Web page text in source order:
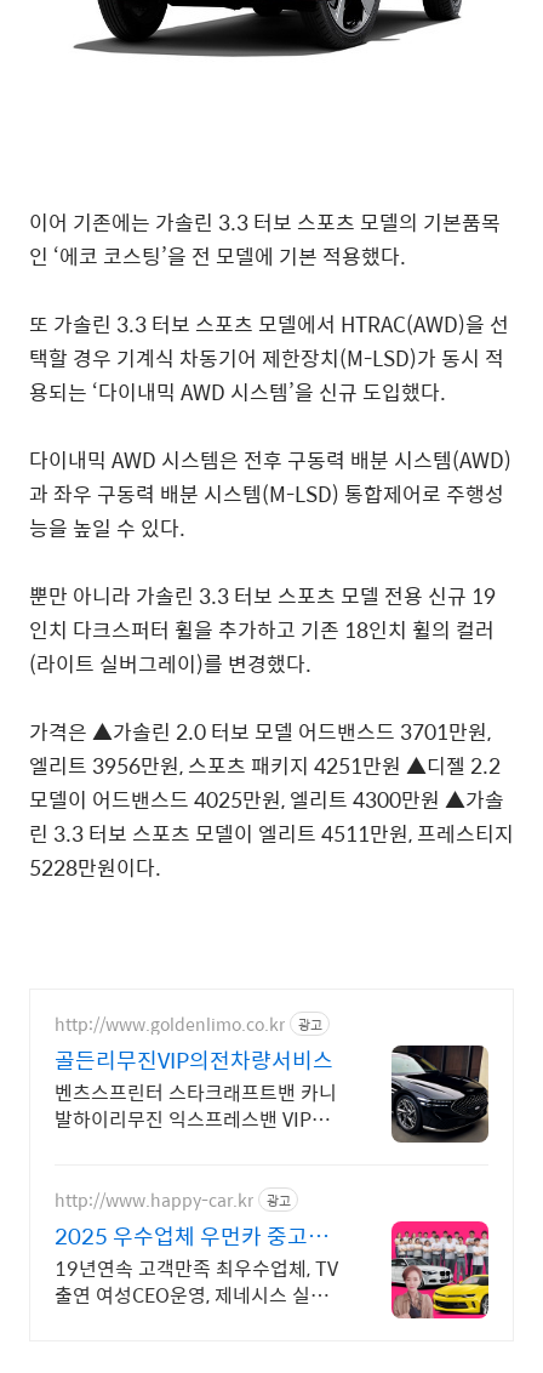
이어 기존에는 가솔린 3.3 터보 스포츠 모델의 기본품목
인 ‘에코 코스팅’을 전 모델에 기본 적용했다.
또 가솔린 3.3 터보 스포츠 모델에서 HTRAC(AWD)을 선
택할 경우 기계식 차동기어 제한장치(M-LSD)가 동시 적
용되는 ‘다이내믹 AWD 시스템’을 신규 도입했다.
다이내믹 AWD 시스템은 전후 구동력 배분 시스템(AWD)
과 좌우 구동력 배분 시스템(M-LSD) 통합제어로 주행성
능을 높일 수 있다.
뿐만 아니라 가솔린 3.3 터보 스포츠 모델 전용 신규 19
인치 다크스퍼터 휠을 추가하고 기존 18인치 휠의 컬러
(라이트 실버그레이)를 변경했다.
가격은 ▲가솔린 2.0 터보 모델 어드밴스드 3701만원,
엘리트 3956만원, 스포츠 패키지 4251만원 ▲디젤 2.2
모델이 어드밴스드 4025만원, 엘리트 4300만원 ▲가솔
린 3.3 터보 스포츠 모델이 엘리트 4511만원, 프레스티지
5228만원이다.
http://www.goldenlimo.co.kr 광고
골든리무진VIP의전차량서비스
벤츠스프린터 스타크래프트밴 카니
발하이리무진 익스프레스밴 VIP의
http://www.happy-car.kr 광고
2025 우수업체 우먼카 중고차
는 최우수모범업체에서!
19년연속 고객만족 최우수업체, TV
출연 여성CEO운영, 제네시스 실매